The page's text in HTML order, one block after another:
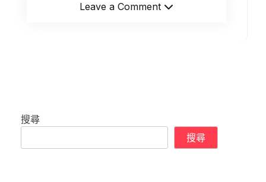
Leave a Comment
搜尋
搜尋